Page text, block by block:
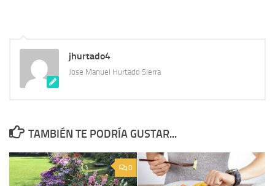
jhurtado4
Jose Manuel Hurtado Sierra
TAMBIÉN TE PODRÍA GUSTAR...
0